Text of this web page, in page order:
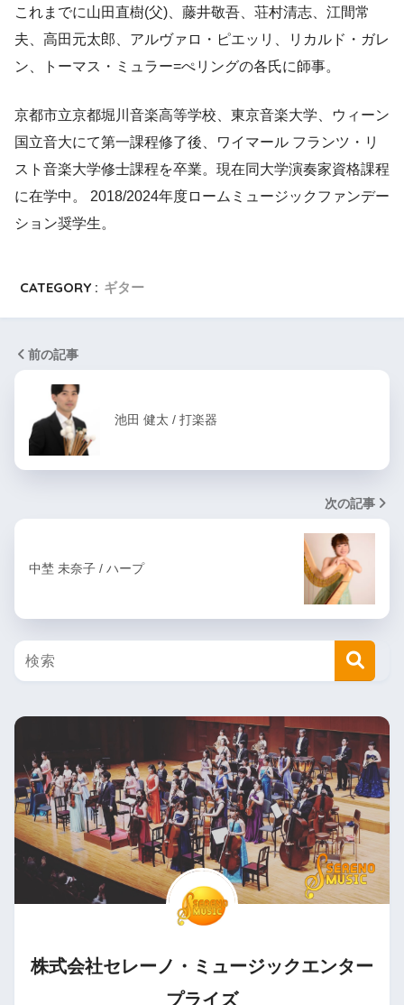
これまでに山田直樹(父)、藤井敬吾、荘村清志、江間常
夫、高田元太郎、アルヴァロ・ピエッリ、リカルド・ガレ
ン、トーマス・ミュラー=ぺリングの各氏に師事。
京都市立京都堀川音楽高等学校、東京音楽大学、ウィーン
国立音大にて第一課程修了後、ワイマール フランツ・リ
スト音楽大学修士課程を卒業。現在同大学演奏家資格課程
に在学中。 2018/2024年度ロームミュージックファンデー
ション奨学生。
CATEGORY : ギター
前の記事
池田 健太 / 打楽器
次の記事
中埜 未奈子 / ハープ
株式会社セレーノ・ミュージックエンター
プライズ